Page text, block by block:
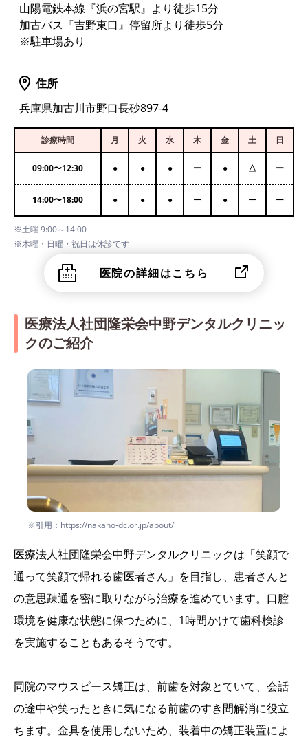
山陽電鉄本線『浜の宮駅』より徒歩15分
加古バス『吉野東口』停留所より徒歩5分
※駐車場あり
住所
兵庫県加古川市野口長砂897-4
診療時間 月 火 水 木 金 土 日
09:00〜12:30 ● ● ● ー ● △ ー
14:00〜18:00 ● ● ● ー ● ー ー
※土曜 9:00～14:00
※木曜・日曜・祝日は休診です
医院の詳細はこちら
医療法人社団隆栄会中野デンタルクリニッ
クのご紹介
※引用：https://nakano-dc.or.jp/about/
医療法人社団隆栄会中野デンタルクリニックは「笑顔で
通って笑顔で帰れる歯医者さん」を目指し、患者さんと
の意思疎通を密に取りながら治療を進めています。口腔
環境を健康な状態に保つために、1時間かけて歯科検診
を実施することもあるそうです。
同院のマウスピース矯正は、前歯を対象とていて、会話
の途中や笑ったときに気になる前歯のすき間解消に役立
ちます。金具を使用しないため、装着中の矯正装置によ